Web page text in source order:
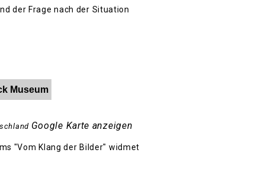
der Frage nach der Situation
Museum
Google Karte anzeigen
"Vom Klang der Bilder" widmet